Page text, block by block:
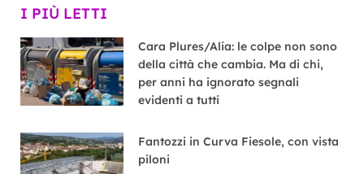
I PIÙ LETTI
Cara Plures/Alia: le colpe non sono
della città che cambia. Ma di chi,
per anni ha ignorato segnali
evidenti a tutti
Fantozzi in Curva Fiesole, con vista
piloni